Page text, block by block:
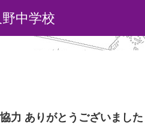
中学校
力 ありがとうございました